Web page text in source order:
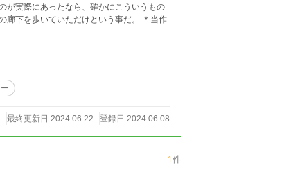
実際にあったなら、確かにこういうもの
最終更新日 2024.06.22 登録日 2024.06.08
1件